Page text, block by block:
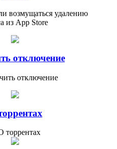
отключение